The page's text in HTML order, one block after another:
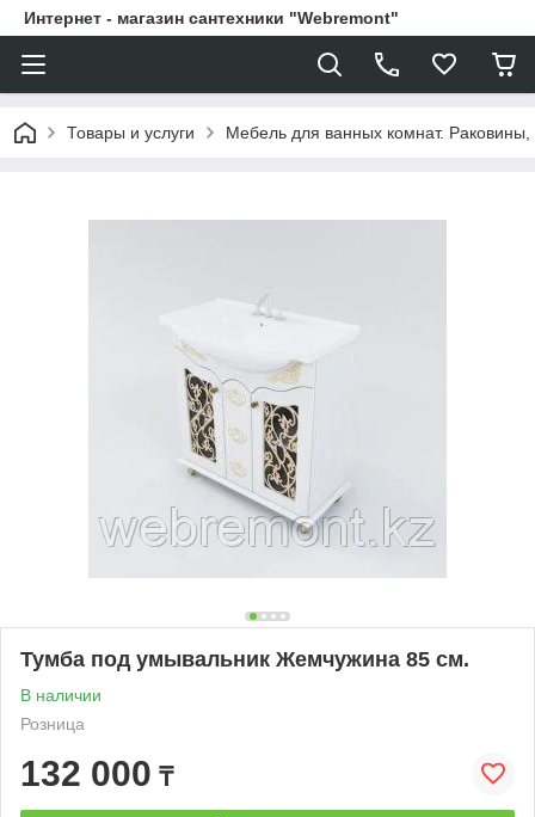
Интернет - магазин сантехники "Webremont"
Товары и услуги Мебель для ванных комнат.
Тумба под умывальник Жемчужина 85 см.
В наличии
Розница
132 000 ₸